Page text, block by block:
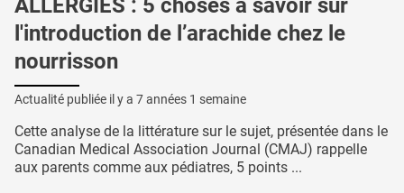
l'introduction de l’arachide chez le
nourrisson
Actualité publiée il y a 7 années 1 semaine
Cette analyse de la littérature sur le sujet, présentée dans le
Canadian Medical Association Journal (CMAJ) rappelle
aux parents comme aux pédiatres, 5 points ...